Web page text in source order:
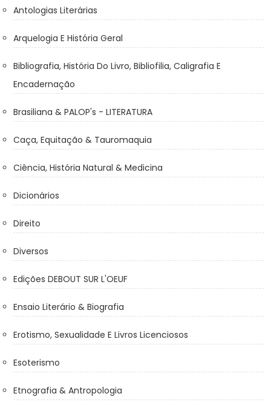
Antologias Literárias
Arquelogia E História Geral
Bibliografia, História Do Livro, Bibliofilia, Caligrafia E
Encadernação
Brasiliana & PALOP's - LITERATURA
Caça, Equitação & Tauromaquia
Ciência, História Natural & Medicina
Dicionários
Direito
Diversos
Edições DEBOUT SUR L'OEUF
Ensaio Literário & Biografia
Erotismo, Sexualidade E Livros Licenciosos
Esoterismo
Etnografia & Antropologia